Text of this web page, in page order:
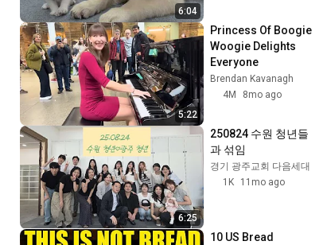
의 공과를 배움
한국복음서원
70
감추인 만나 360화 - 아말렉
을 처리하는 방법
한국복음서원
71
감추인 만나 359화 - 실로의
장막을 떠난 언약궤
한국복음서원
감추인 만나 358화 - 믿는 이
들에게 준 하나님의 거룩한
경고
한국복음서원
73
감추인 만나 357화 - 하나님
의 마음을 말해 내는 한나의
기도
한국복음서원
6:04
5:22
Princess Of Boogie
Woogie Delights
Everyone
Brendan Kavanagh
4M
8mo ago
6:25
250824 수원 청년들
경기 광주교회 다음세대
1K
11mo ago
10 US Bread